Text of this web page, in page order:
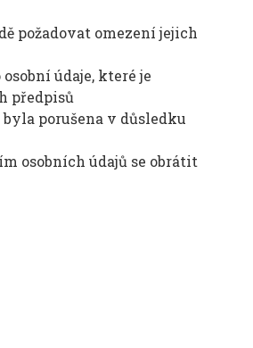
požadovat omezení jejich
údaje, které je
předpisů
porušena v důsledku
osobních údajů se obrátit